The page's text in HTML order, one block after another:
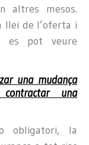
altres mesos.
llei de l’oferta i
es pot veure
una mudança
una
obligatori, la